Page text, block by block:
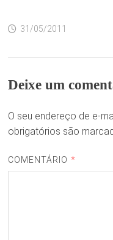
31/05/2011
Deixe um
O seu endereço de e-
obrigatórios são
COMENTÁRIO *